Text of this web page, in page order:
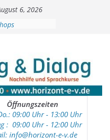
6, 2026
Aktivitäten
Öffnungszeiten
09:00 Uhr - 13:00 Uhr
: 09:00 Uhr - 12:00 Uhr
info@horizont-e-v.de